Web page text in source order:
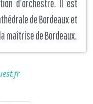
d’orchestre. Il est
de Bordeaux et
maîtrise de Bordeaux.